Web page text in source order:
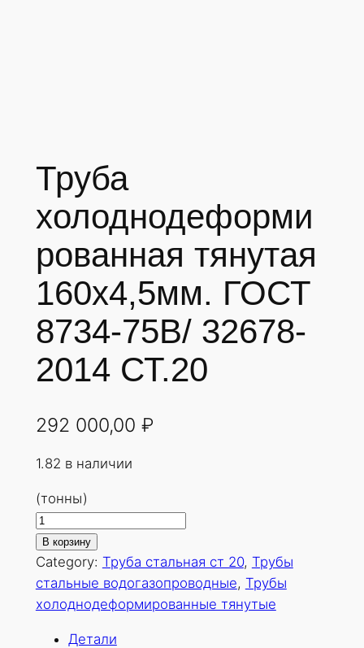
Труба
холоднодеформи
рованная тянутая
160х4,5мм. ГОСТ
8734-75В/ 32678-
2014 СТ.20
292 000,00 ₽
1.82 в наличии
(тонны)
К
о
л
и
ч
В корзину
Category: Труба стальная ст 20, Трубы
стальные водогазопроводные, Трубы
холоднодеформированные тянутые
Детали